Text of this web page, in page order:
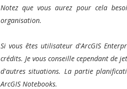
Notez que vous aurez pour cela
organisation.
Si vous êtes utilisateur d'ArcGIS
crédits. Je vous conseille cependant
d'autres situations. La partie
ArcGIS Notebooks.